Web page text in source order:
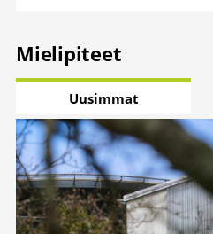
Mielipiteet
Uusimmat